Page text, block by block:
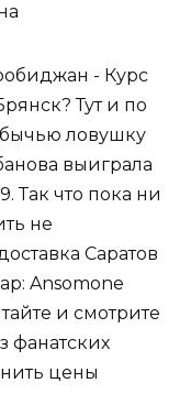
- Курс
Тут и по
ловушку
выиграла
Так что пока ни
не
Саратов
Ansomone
и смотрите
фанатских
цены